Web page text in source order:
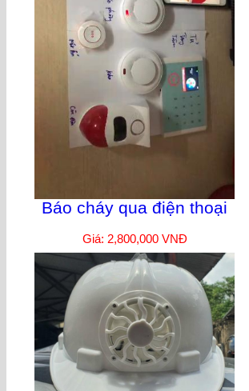
Báo cháy qua điện thoại
Giá: 2,800,000 VNĐ